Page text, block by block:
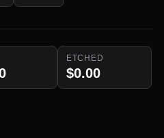
ETCHED
$0.00